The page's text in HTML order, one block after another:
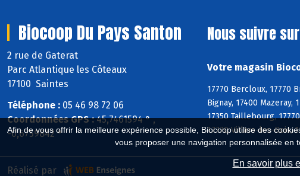
Afin de vous offrir la meilleure expérience possible, Biocoop utilise des
vous proposer une navigation personnalisée en
En savoir plus
Biocoop Du Pays Santon
2 rue de Gaterat
Parc Atlantique les Côteaux
17100 Saintes
Téléphone : 05 46 98 72 06
Coordonnées GPS :45,7461594 ° ,
-0,6759842 °
Nous suivre sur
Votre magasin
17770 Bercloux, 17770
Bignay, 17400 Mazeray,
17350 Taillebourg,
17770 Villars-les-Bois,
Réalisé par